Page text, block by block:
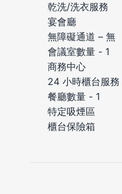
乾洗/洗衣服務
宴會廳
無障礙通道 – 無
會議室數量 - 1
商務中心
24 小時櫃台服務
餐廳數量 - 1
特定吸煙區
櫃台保險箱